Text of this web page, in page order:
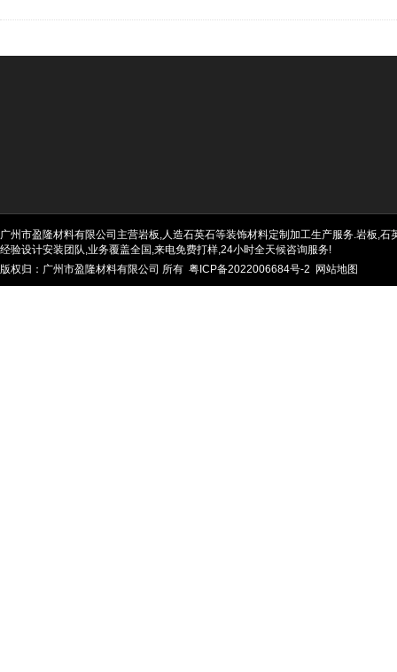
广州市盈隆材料有限公司主营岩板,人造石英石等装饰材料定制加工生产服务.岩板,
经验设计安装团队,业务覆盖全国,来电免费打样,24小时全天候咨询服务!
版权归：广州市盈隆材料有限公司 所有 粤ICP备2022006684号-2 网站地图